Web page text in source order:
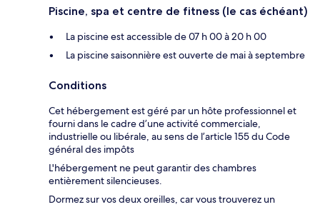
Piscine, spa et centre de fitness (le cas échéant)
La piscine est accessible de 07 h 00 à 20 h 00
La piscine saisonnière est ouverte de mai à septembre
Conditions
Cet hébergement est géré par un hôte professionnel et
fourni dans le cadre d’une activité commerciale,
industrielle ou libérale, au sens de l’article 155 du Code
général des impôts
L'hébergement ne peut garantir des chambres
entièrement silencieuses.
Dormez sur vos deux oreilles, car vous trouverez un